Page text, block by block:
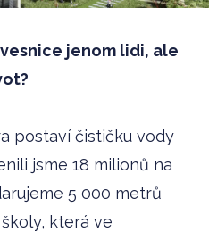
jenom lidi, ale
postaví čističku vody
jsme 18 milionů na
5 000 metrů
která ve